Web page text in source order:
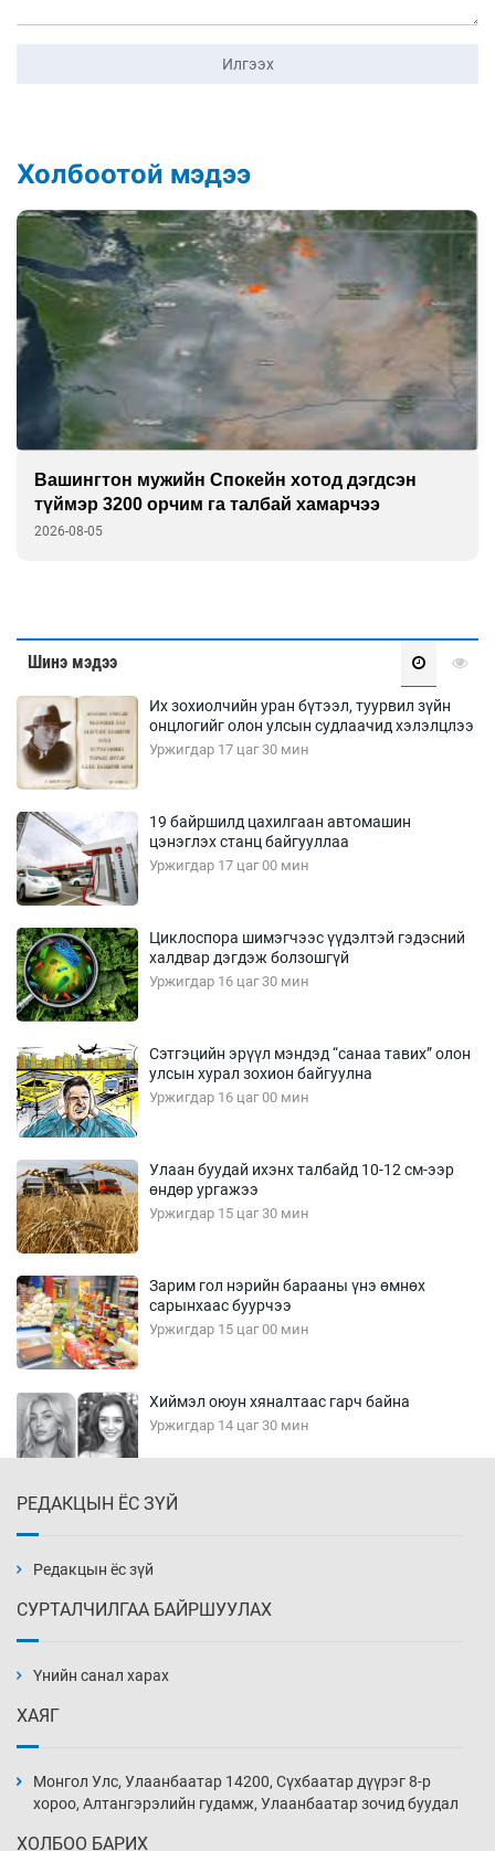
Илгээх
Холбоотой мэдээ
Вашингтон мужийн Спокейн хотод дэгдсэн
түймэр 3200 орчим га талбай хамарчээ
2026-08-05
Шинэ мэдээ
Их зохиолчийн уран бүтээл, туурвил зүйн
онцлогийг олон улсын судлаачид хэлэлцлээ
Уржигдар 17 цаг 30 мин
19 байршилд цахилгаан автомашин
цэнэглэх станц байгууллаа
Уржигдар 17 цаг 00 мин
Циклоспора шимэгчээс үүдэлтэй гэдэсний
халдвар дэгдэж болзошгүй
Уржигдар 16 цаг 30 мин
Сэтгэцийн эрүүл мэндэд “санаа тавих” олон
улсын хурал зохион байгуулна
Уржигдар 16 цаг 00 мин
Улаан буудай ихэнх талбайд 10-12 см-ээр
өндөр ургажээ
Уржигдар 15 цаг 30 мин
Зарим гол нэрийн барааны үнэ өмнөх
сарынхаас буурчээ
Уржигдар 15 цаг 00 мин
Хиймэл оюун хяналтаас гарч байна
Уржигдар 14 цаг 30 мин
Уржигдар 14 цаг 00 мин
нэмэгджээ
Уржигдар 13 цаг 30 мин
РЕДАКЦЫН ЁС ЗҮЙ
Редакцын ёс зүй
СУРТАЛЧИЛГАА БАЙРШУУЛАХ
Үнийн санал харах
ХАЯГ
Монгол Улс, Улаанбаатар 14200, Сүхбаатар дүүрэг 8-р
хороо, Алтангэрэлийн гудамж, Улаанбаатар зочид буудал
ХОЛБОО БАРИХ